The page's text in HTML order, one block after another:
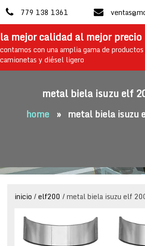
to
content
779 138 1361
la mejor calidad al mejor precio
contamos con una amplia gama de productos
camionetas y diésel ligero
metal biela isuzu elf
home» metal biela isuzu
inicio /elf200 / metal biela isuzu elf